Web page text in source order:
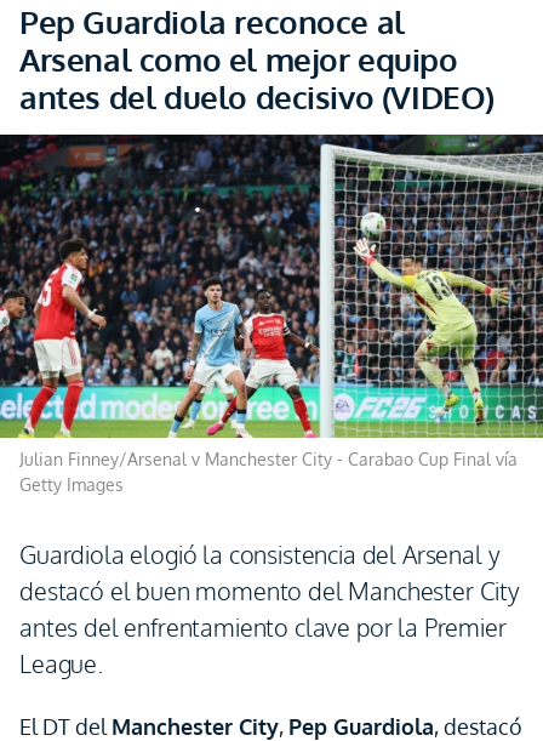
Pep Guardiola reconoce al
Arsenal como el mejor equipo
antes del duelo decisivo (VIDEO)
Julian Finney/Arsenal v Manchester City - Carabao Cup Final vía
Getty Images
Guardiola elogió la consistencia del Arsenal y
destacó el buen momento del Manchester City
antes del enfrentamiento clave por la Premier
League.
El DT del Manchester City, Pep Guardiola, destacó